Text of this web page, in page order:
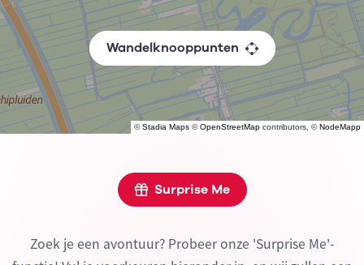
©Stadia Maps ©OpenStreetMap contributors, ©NodeMapp
Wandelknooppunten
Surprise Me
Zoek je een avontuur? Probeer onze 'Surprise Me'-